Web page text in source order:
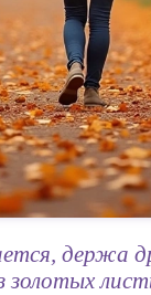
держа
золотых